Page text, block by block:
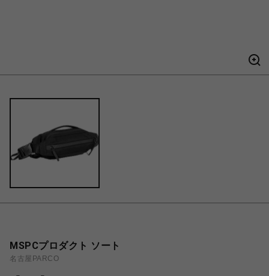
MSPCプロダクト ソート
名古屋PARCO